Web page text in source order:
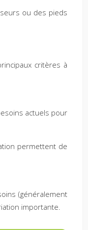
ou des pieds
critères à
actuels pour
permettent de
(généralement
importante.